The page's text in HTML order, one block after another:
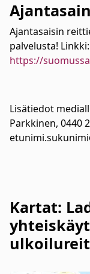
Ajantasaisin
palvelusta! Linkki:
https://
Lisätiedot
Parkkinen, 0440
Kartat: